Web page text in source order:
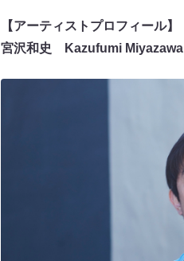
【アーティストプロフィール】
宮沢和史 Kazufumi Miyazawa